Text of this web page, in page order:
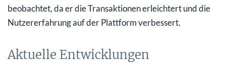
beobachtet, da er die Transaktionen erleichtert und die
Nutzererfahrung auf der Plattform verbessert.
Aktuelle Entwicklungen